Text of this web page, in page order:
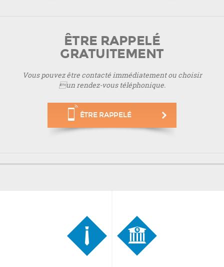
ÊTRE RAPPELÉ
GRATUITEMENT
Vous pouvez être contacté immédiatement ou choisir
un rendez-vous téléphonique.
ÊTRE RAPPELÉ